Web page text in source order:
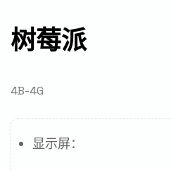
树莓派
4B-4G
显示屏：